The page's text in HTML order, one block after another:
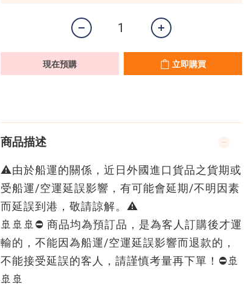
現在預購 立即購買
商品描述
⚠️由於船運的關係，近日外國進口貨品之貨期或
受船運/空運延誤影響，有可能會延期/不明因素
而延誤到港，敬請諒解。⚠️
🚢🚢🚢⛔ 商品均為預訂品，是為客人訂購後才運
輸的，不能因為船運/空運延誤影響而退款的，
不能接受延誤的客人，請謹慎考量再下單！⛔🚢
🚢🚢